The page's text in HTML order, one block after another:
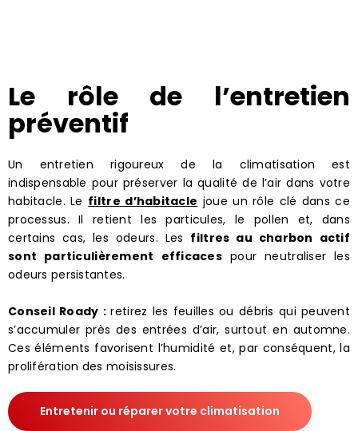
Le rôle de l’entretien
préventif
Un entretien rigoureux de la climatisation est
indispensable pour préserver la qualité de l’air dans votre
habitacle. Le filtre d’habitacle joue un rôle clé dans ce
processus. Il retient les particules, le pollen et, dans
certains cas, les odeurs. Les filtres au charbon actif
sont particulièrement efficaces pour neutraliser les
odeurs persistantes.
Conseil Roady :retirez les feuilles ou débris qui peuvent
s’accumuler près des entrées d’air, surtout en automne.
Ces éléments favorisent l’humidité et, par conséquent, la
prolifération des moisissures.
Entretenir ou réparer votre climatisation